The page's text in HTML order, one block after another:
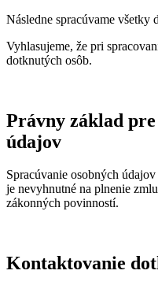
Následne spracúvame všetky
Vyhlasujeme, že pri
dotknutých osôb.
Právny základ pre
údajov
Spracúvanie osobných
je nevyhnutné na plnenie
zákonných povinností.
Kontaktovanie